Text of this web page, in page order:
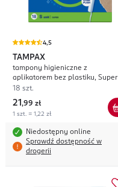
4,5
TAMPAX
tampony higieniczne z
aplikatorem bez plastiku, Super
18 szt.
21 ,99 zł
1 szt. = 1,22 zł
Niedostępny online
Sprawdź dostępność w
drogerii